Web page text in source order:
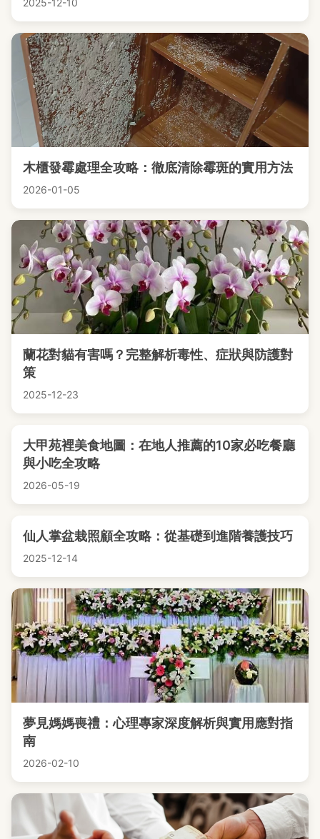
2025-12-10
木櫃發霉處理全攻略：徹底清除霉斑的實用方法
2026-01-05
蘭花對貓有害嗎？完整解析毒性、症狀與防護對
策
2025-12-23
大甲苑裡美食地圖：在地人推薦的10家必吃餐廳
與小吃全攻略
2026-05-19
仙人掌盆栽照顧全攻略：從基礎到進階養護技巧
2025-12-14
夢見媽媽喪禮：心理專家深度解析與實用應對指
南
2026-02-10